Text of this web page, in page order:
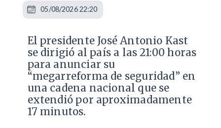
El presidente José Antonio Kast
se dirigió al país a las 21:00 horas
para anunciar su
“megarreforma de seguridad” en
una cadena nacional que se
extendió por aproximadamente
17 minutos.
05/08/2026 22:20